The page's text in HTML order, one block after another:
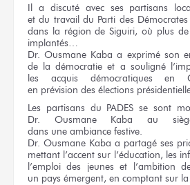
Il a discuté avec ses partisans
et du travail du Parti des Démocrates
dans la région de Siguiri, où plus
implantés…
Dr. Ousmane Kaba a exprimé son
de la démocratie et a souligné
les acquis démocratiquesen
en prévision des élections
Les partisans du PADES se sont
Dr. Ousmane Kaba
au
dans une ambiance festive.
Dr. Ousmane Kaba a partagé ses
mettant l’accentsur l’éducation, les
l’emploides jeunes et l’ambition
un pays émergent, en comptant sur la